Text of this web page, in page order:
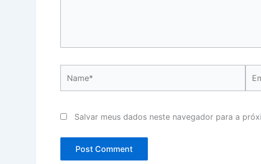
Salvar meus dados neste navegador para a